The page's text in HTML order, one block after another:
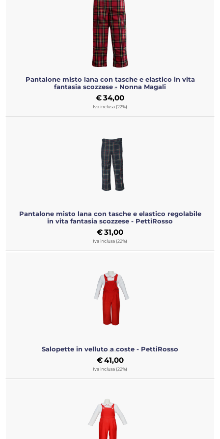
Pantalone misto lana con tasche e elastico in vita
fantasia scozzese - Nonna Magali
€34,00
Iva inclusa (22%)
Pantalone misto lana con tasche e elastico regolabile
in vita fantasia scozzese - PettiRosso
€31,00
Iva inclusa (22%)
Salopette in velluto a coste - PettiRosso
€41,00
Iva inclusa (22%)